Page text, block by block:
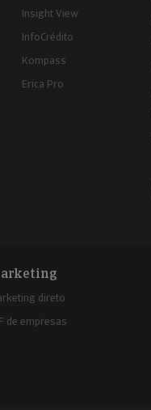
Insight View
InfoCrédito
Kompass
Erica Pro
direto
de empresas